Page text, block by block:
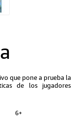
que pone a prueba la
de los jugadores
6+